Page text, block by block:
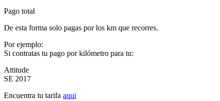
Pago total
De esta forma solo pagas por los km que recorres.
Por ejemplo:
Si contratas tu pago por kilómetro para tu:
Attitude
SE 2017
Encuentra tu tarifa aqui